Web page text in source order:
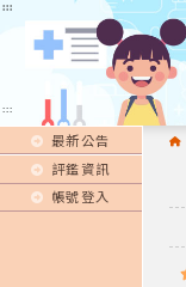
:::
:::
最新公告
評鑑資訊
帳號登入
:::